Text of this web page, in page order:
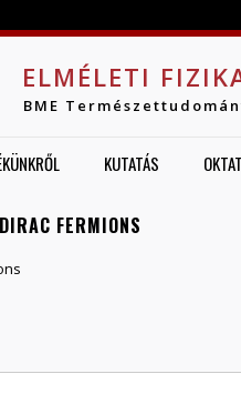
ELMÉLETI
BME
KUTATÁS
FERMIONS